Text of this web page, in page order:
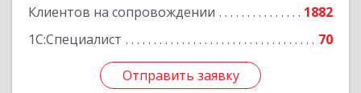
Клиентов на сопровождении
1882
1С:Специалист
70
Отправить заявку
Отправить заявку